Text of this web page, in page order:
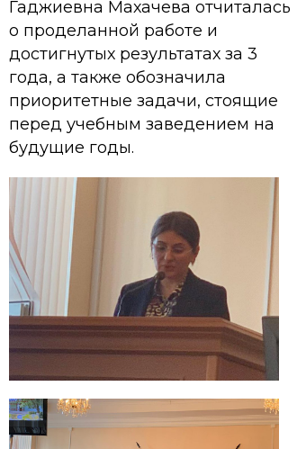
Гаджиевна Махачева отчиталась
о проделанной работе и
достигнутых результатах за 3
года, а также обозначила
приоритетные задачи, стоящие
перед учебным заведением на
будущие годы.